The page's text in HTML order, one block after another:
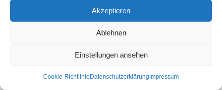
Akzeptieren
Ablehnen
Einstellungen ansehen
Cookie-Richtlinie Datenschutzerklärung Impressum
Datenschutzerklärung